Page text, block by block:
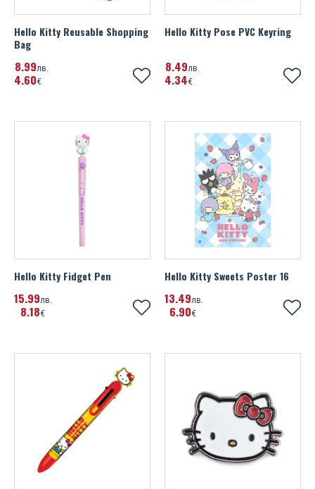
Hello Kitty Reusable Shopping
Bag
8 99лв.
4 60€
Hello Kitty Pose PVC Keyring
8 49лв.
4 34€
Hello Kitty Fidget Pen
15 99лв.
8 18€
Hello Kitty Sweets Poster 16
13 49лв.
6 90€